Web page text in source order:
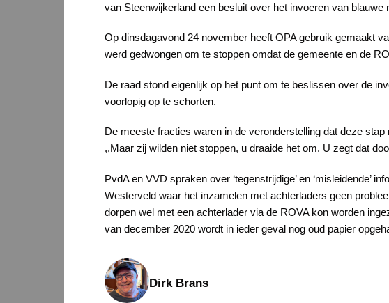
van Steenwijkerland een besluit over het invoeren van
Op dinsdagavond 24 november heeft OPA gebruik gemaakt
werd gedwongen om te stoppen omdat de gemeente en de
De raad stond eigenlijk op het punt om te beslissen over de
voorlopig op te schorten.
De meeste fracties waren in de veronderstelling dat deze
,,Maar zij wilden niet stoppen, u draaide het om. U zegt dat
PvdA en VVD spraken over ‘tegenstrijdige’ en ‘misleidende’
Westerveld waar het inzamelen met achterladers geen
dorpen wel met een achterlader via de ROVA kon worden
van december 2020 wordt in ieder geval nog oud papier
Dirk Brans